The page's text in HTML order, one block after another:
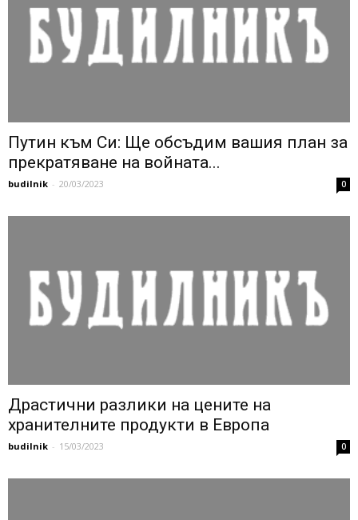
Путин към Си: Ще обсъдим вашия план за
прекратяване на войната...
budilnik - 20/03/2023 0
Драстични разлики на цените на
хранителните продукти в Европа
budilnik - 15/03/2023 0